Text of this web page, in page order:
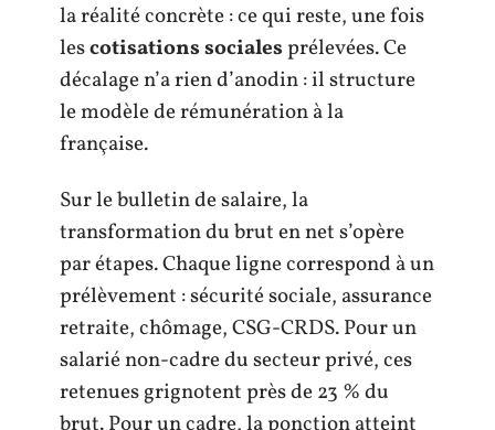
la réalité concrète : ce qui reste, une fois
lescotisations socialesprélevées. Ce
décalage n’a rien d’anodin : il structure
le modèle de rémunération à la
française.
Sur le bulletin de salaire, la
transformation du brut en net s’opère
par étapes. Chaque ligne correspond à un
prélèvement : sécurité sociale, assurance
retraite, chômage, CSG-CRDS. Pour un
salarié non-cadre du secteur privé, ces
retenues grignotent près de 23 % du